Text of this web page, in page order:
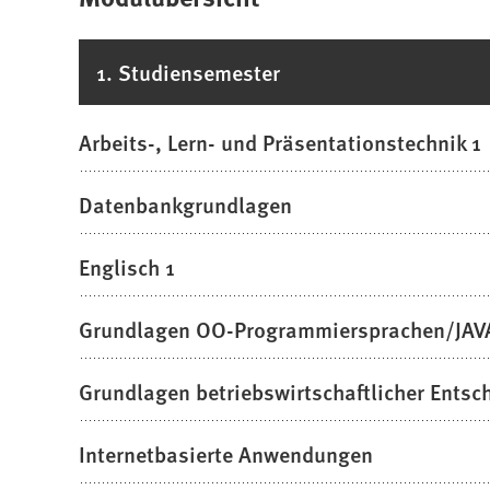
1. Studiensemester
Arbeits-, Lern- und Präsentationstechnik 1
Datenbankgrundlagen
Englisch 1
Grundlagen OO-Programmiersprachen/
Grundlagen betriebswirtschaftlicher
Internetbasierte Anwendungen